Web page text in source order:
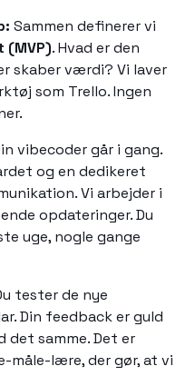
Sammen definerer vi
(MVP). Hvad er den
skaber værdi? Vi laver
som Trello. Ingen
vibecoder går i gang.
og en dedikeret
Vi arbejder i
opdateringer. Du
uge, nogle gange
tester de nye
Din feedback er guld
det samme. Det er
lære, der gør, at vi